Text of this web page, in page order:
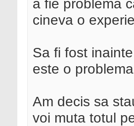
a fie problema
cineva o
Sa fi fost
este o
Am decis sa
voi muta totul